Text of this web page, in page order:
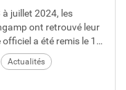
juillet 2024, les
ont retrouvé leur
a été remis le 11
Vincent Le
Goff, en compagnie
sur l'opération. Retour
Actualités